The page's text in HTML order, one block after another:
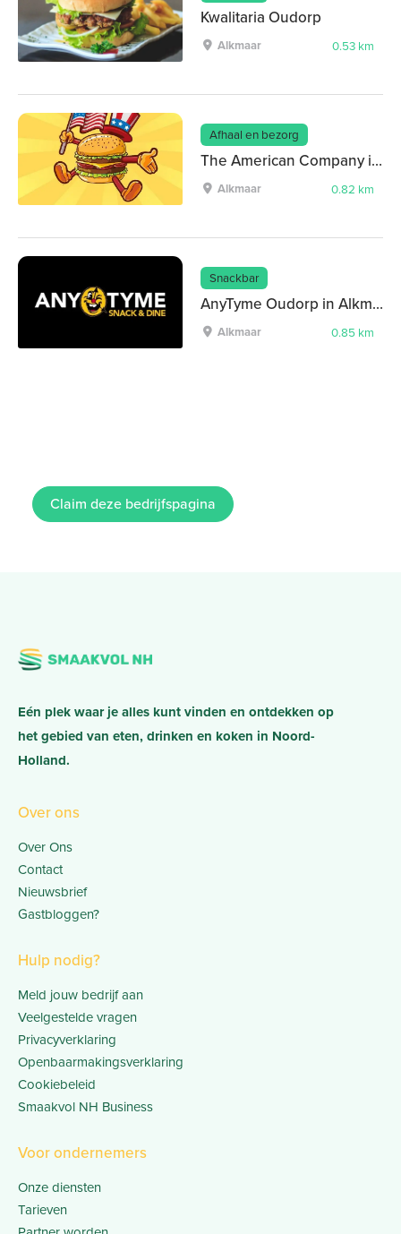
Kwalitaria Oudorp
Alkmaar 0.53 km
Afhaal en bezorg
The American Company in Alkmaar
Alkmaar 0.82 km
Snackbar
AnyTyme Oudorp in Alkmaar
Alkmaar 0.85 km
Claim deze bedrijfspagina
Eén plek waar je alles kunt vinden en ontdekken op
het gebied van eten, drinken en koken in Noord-
Holland.
Over ons
Over Ons
Contact
Nieuwsbrief
Gastbloggen?
Hulp nodig?
Meld jouw bedrijf aan
Veelgestelde vragen
Privacyverklaring
Openbaarmakingsverklaring
Cookiebeleid
Smaakvol NH Business
Voor ondernemers
Onze diensten
Tarieven